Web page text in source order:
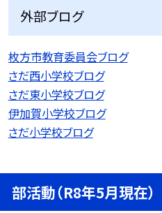
外部ブログ
枚方市教育委員会ブログ
さだ西小学校ブログ
さだ東小学校ブログ
伊加賀小学校ブログ
さだ小学校ブログ
部活動（R8年5月現在）